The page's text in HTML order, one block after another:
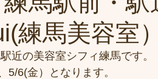
練馬美容室）
近の美容室シフィ練馬です。
5/6(金）となります。